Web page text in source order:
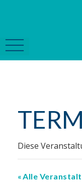
Diese
Alle